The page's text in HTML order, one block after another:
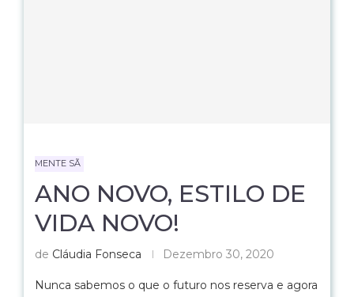
MENTE SÃ
ANO NOVO, ESTILO DE
VIDA NOVO!
de Cláudia Fonseca Dezembro 30, 2020
Nunca sabemos o que o futuro nos reserva e agora